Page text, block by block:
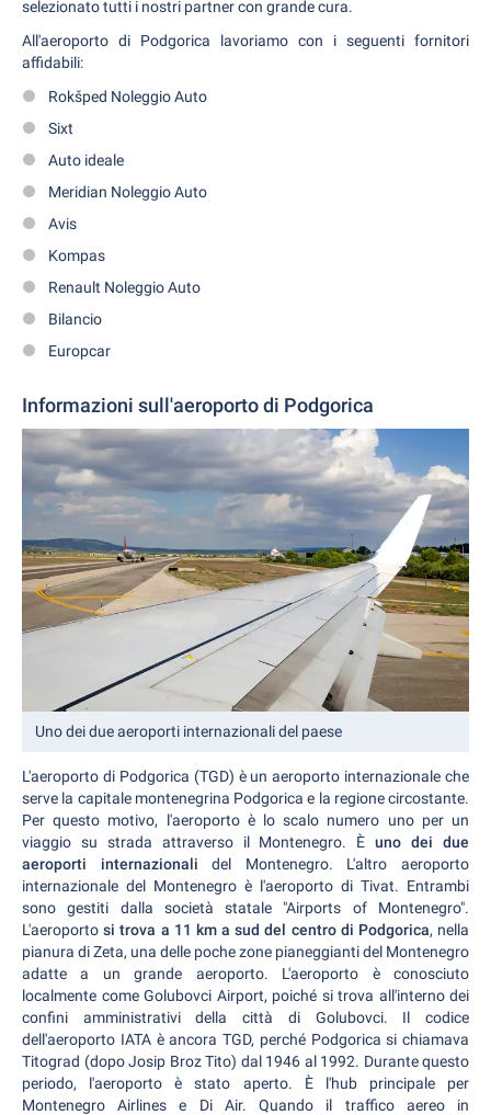
selezionato tutti i nostri partner con grande cura.
All'aeroporto di Podgorica lavoriamo con i seguenti fornitori
affidabili:
Rokšped Noleggio Auto
Sixt
Auto ideale
Meridian Noleggio Auto
Avis
Kompas
Renault Noleggio Auto
Bilancio
Europcar
Informazioni sull'aeroporto di Podgorica
Uno dei due aeroporti internazionali del paese
L'aeroporto di Podgorica (TGD) è un aeroporto internazionale che
serve la capitale montenegrina Podgorica e la regione circostante.
Per questo motivo, l'aeroporto è lo scalo numero uno per un
viaggio su strada attraverso il Montenegro. Èuno dei due
aeroporti internazionali del Montenegro. L'altro aeroporto
internazionale del Montenegro è l'aeroporto di Tivat. Entrambi
sono gestiti dalla società statale "Airports of Montenegro".
L'aeroporto si trova a 11 km a sud del centro di Podgorica, nella
pianura di Zeta, una delle poche zone pianeggianti del Montenegro
adatte a un grande aeroporto. L'aeroporto è conosciuto
localmente come Golubovci Airport, poiché si trova all'interno dei
confini amministrativi della città di Golubovci. Il codice
dell'aeroporto IATA è ancora TGD, perché Podgorica si chiamava
Titograd (dopo Josip Broz Tito) dal 1946 al 1992. Durante questo
periodo, l'aeroporto è stato aperto. È l'hub principale per
Montenegro Airlines e Di Air. Quando il traffico aereo in